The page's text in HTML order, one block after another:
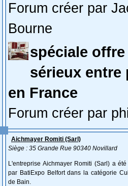
Forum créer par
Bourne
spéciale
sérieux entre
en France
Forum créer par
Aichmayer Romiti (Sarl)
Siège : 35 Grande Rue 90340 Novillard
L'entreprise Aichmayer Romiti (Sarl) a
par BatiExpo Belfort dans la catégorie
de Bain.